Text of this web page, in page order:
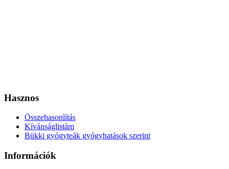
Hasznos
Összehasonlítás
Kívánságlistám
Bükki gyógyteák gyógyhatások szerint
Információk